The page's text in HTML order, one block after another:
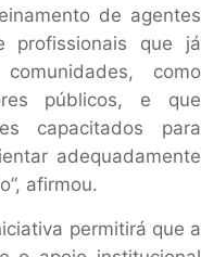
de agentes
profissionais que já
como
públicos, e que
capacitados para
adequadamente
afirmou.
permitirá que a